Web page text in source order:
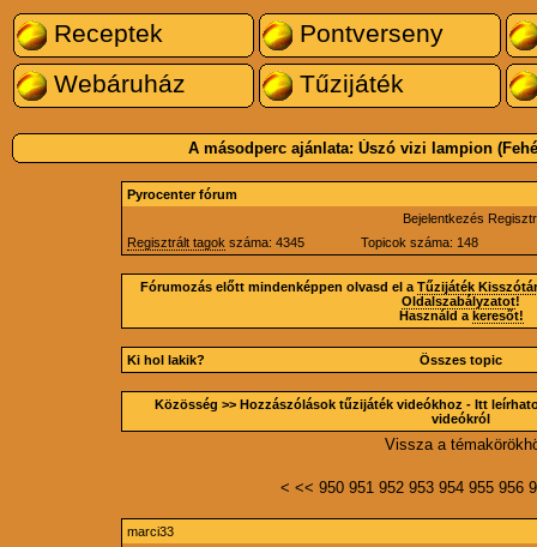
Receptek
Pontverseny
Webáruház
Tűzijáték
A másodperc ajánlata: Úszó vizi lampion
Pyrocenter fórum
Bejelentkezés
Regisztrált tagok száma: 4345 Topicok száma: 148
Fórumozás előtt mindenképpen olvasd el a Tűzijáték
Oldalszabályzatot!
Használd a keresőt!
Ki hol lakik? Összes topic
Közösség >> Hozzászólások tűzijáték videókhoz - Itt
videókról
Vissza a
< << 950 951 952 953 954 955 956
marci33